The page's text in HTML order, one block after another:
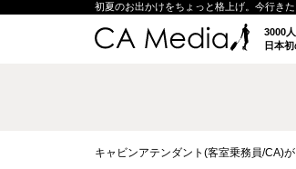
初夏のお出かけをちょっと格上げ。今行き
3000
日本
キャビンアテンダント(客室乗務員/CA)